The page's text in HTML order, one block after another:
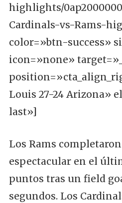
highlights/
Cardinals-vs-Rams-
color=»btn-success»
icon=»none»
Louis 27-24 Arizona»
last»]
Los Rams
espectacular en el
puntos tras un field
segundos. Los